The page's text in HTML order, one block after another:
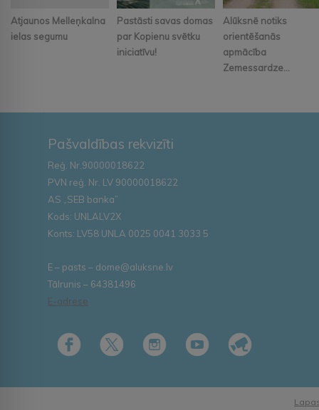
Atjaunos Melleņkalna
ielas segumu
Pastāsti savas domas
par Kopienu svētku
iniciatīvu!
Alūksnē notiks
orientēšanās
apmācība
Zemessardze...
Pašvaldības rekvizīti
Reģ. Nr.90000018622
PVN reģ. Nr. LV 90000018622
AS „SEB banka”
Kods: UNLALV2X
Konts: LV58 UNLA 0025 0041 3033 5
E – pasts – dome@aluksne.lv
Tālrunis – 64381496
E-adrese